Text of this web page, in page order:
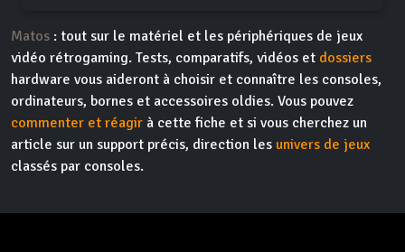
Matos : tout sur le matériel et les périphériques de jeux
vidéo rétrogaming. Tests, comparatifs, vidéos et dossiers
hardware vous aideront à choisir et connaître les consoles,
ordinateurs, bornes et accessoires oldies. Vous pouvez
commenter et réagir à cette fiche et si vous cherchez un
article sur un support précis, direction les univers de jeux
classés par consoles.